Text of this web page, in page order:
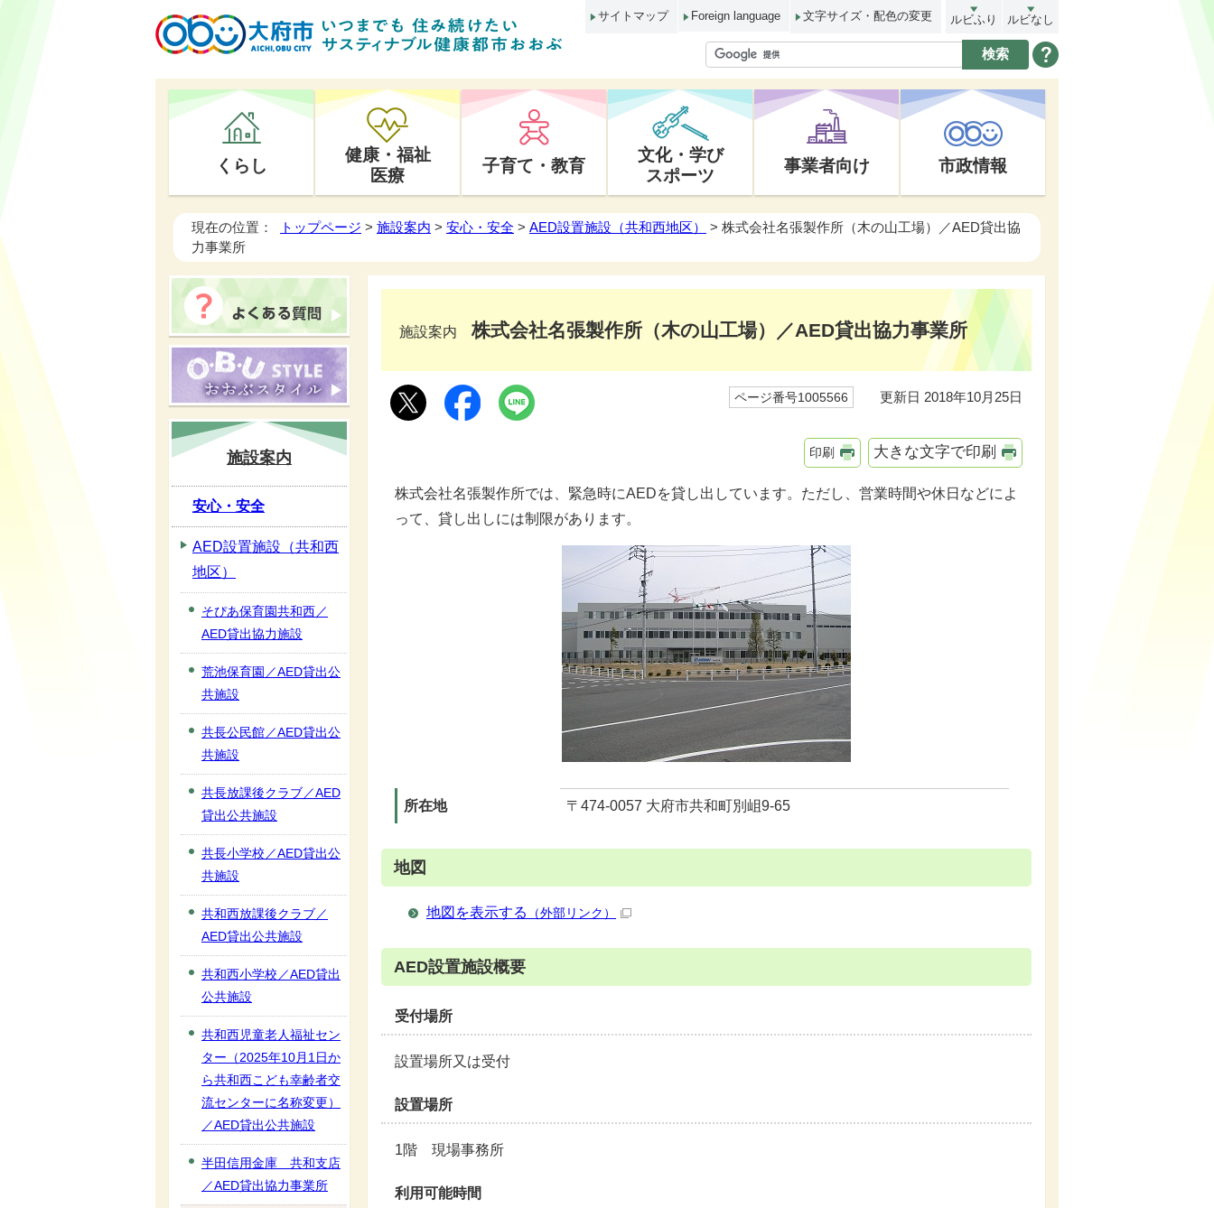
サイトマップ Foreign language 文字サイズ・配色の変更 ルビふり ルビなし
くらし
健康・福祉
医療
子育て・教育
文化・学び
スポーツ
事業者向け 市政情報
現在の位置： トップページ > 施設案内 > 安心・安全 > AED設置施設（共和西地区）
> 株式会社名張製作所（木の山工場）／AED貸出協
力事業所
施設案内株式会社名張製作所（木の山工場）／AED貸出協力事業所
ページ番号1005566 更新日 2018年10月25日
印刷 大きな文字で印刷
株式会社名張製作所では、緊急時にAEDを貸し出しています。ただし、営業時間や休日などによ
って、貸し出しには制限があります。
所在地 〒474-0057 大府市共和町別岨9-65
地図
地図を表示する （外部リンク）
AED設置施設概要
受付場所
設置場所又は受付
設置場所
1階 現場事務所
利用可能時間
施設案内
安心・安全
AED設置施設（共和西
地区）
そぴあ保育園共和西／
AED貸出協力施設
荒池保育園／AED貸出公
共施設
共長公民館／AED貸出公
共施設
共長放課後クラブ／AED
貸出公共施設
共長小学校／AED貸出公
共施設
共和西放課後クラブ／
AED貸出公共施設
共和西小学校／AED貸出
公共施設
共和西児童老人福祉セン
ター（2025年10月1日か
ら共和西こども幸齢者交
流センターに名称変更）
／AED貸出公共施設
半田信用金庫 共和支店
／AED貸出協力事業所